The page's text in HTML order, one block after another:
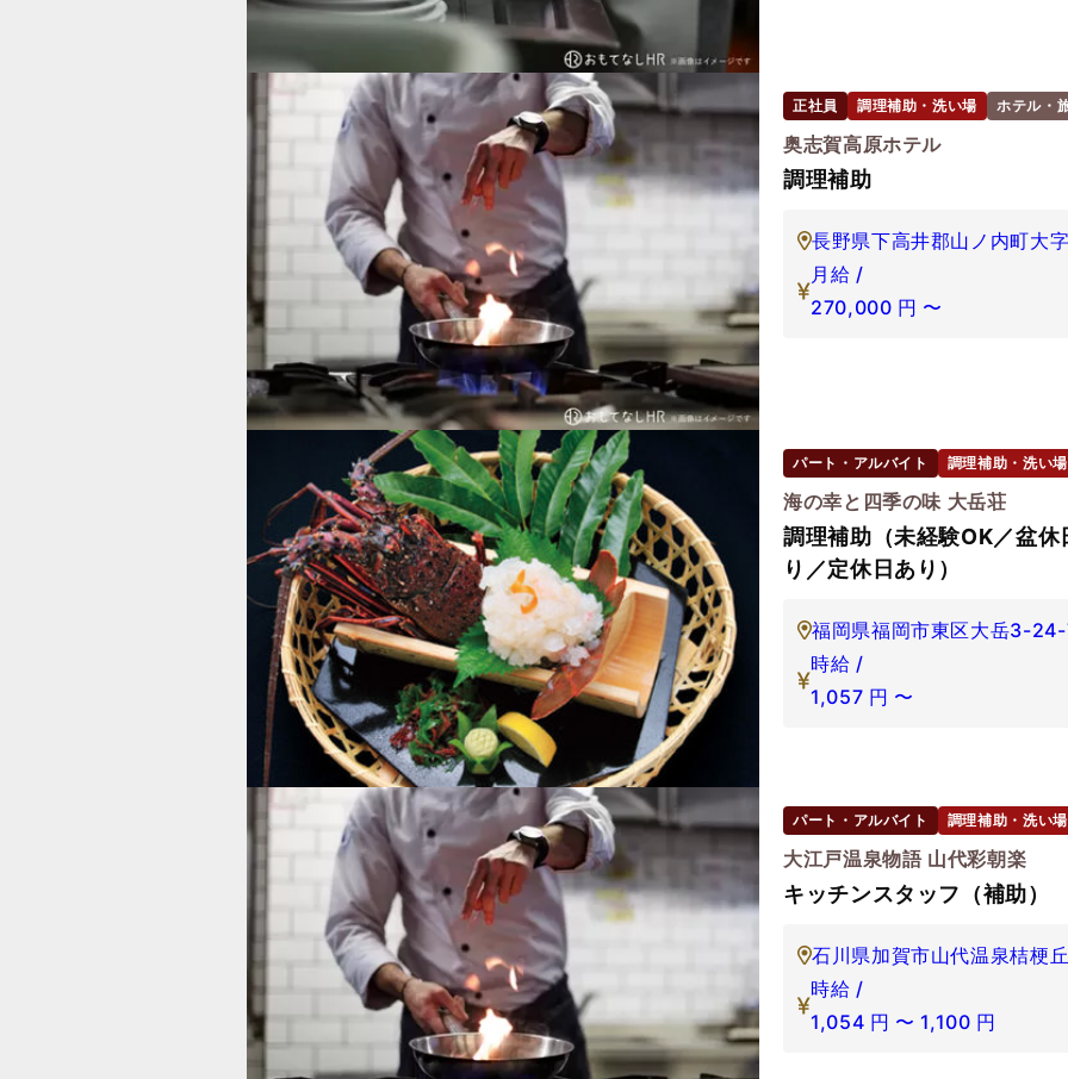
正社員 調理補助・洗い場 ホテル・
奥志賀高原ホテル
調理補助
長野県下高井郡山ノ内町大
月給 /
270,000 円 〜
パート・アルバイト 調理補助・洗い場
海の幸と四季の味 大岳荘
調理補助（未経験OK／盆
り／定休日あり）
福岡県福岡市東区大岳3-
時給 /
1,057 円 〜
パート・アルバイト 調理補助・洗い場
大江戸温泉物語 山代彩朝楽
キッチンスタッフ（補助）
石川県加賀市山代温泉桔梗
時給 /
1,054 円 〜 1,100 円